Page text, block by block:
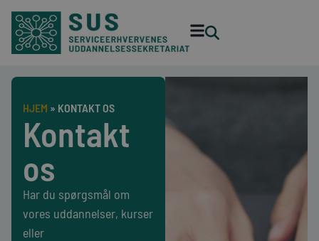
HJEM » KONTAKT OS
Kontakt
os
Har du spørgsmål om
vores uddannelser, kurser
eller